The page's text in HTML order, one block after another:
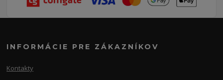
INFORMÁCIE PRE ZÁKAZNÍKOV
Kontakty